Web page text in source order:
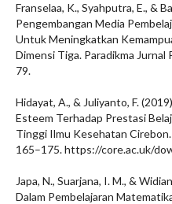
Franselaa, K., Syahputra, E., &
Pengembangan Media
Untuk Meningkatkan
Dimensi Tiga. Paradikma
79.
Hidayat, A., & Juliyanto, F.
Esteem Terhadap Prestasi
Tinggi Ilmu Kesehatan
165–175. https://core.ac.uk/
Japa, N., Suarjana, I. M., &
Dalam Pembelajaran